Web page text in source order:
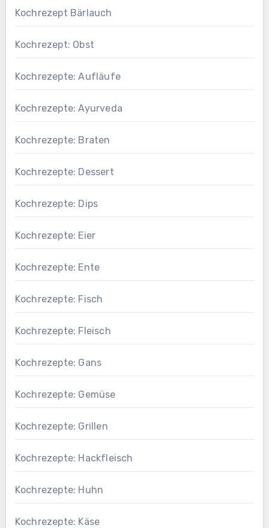
Kochrezept Bärlauch
Kochrezept: Obst
Kochrezepte: Aufläufe
Kochrezepte: Ayurveda
Kochrezepte: Braten
Kochrezepte: Dessert
Kochrezepte: Dips
Kochrezepte: Eier
Kochrezepte: Ente
Kochrezepte: Fisch
Kochrezepte: Fleisch
Kochrezepte: Gans
Kochrezepte: Gemüse
Kochrezepte: Grillen
Kochrezepte: Hackfleisch
Kochrezepte: Huhn
Kochrezepte: Käse